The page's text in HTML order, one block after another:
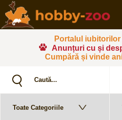
Portalul iubitorilor
Anunțuri cu și
Cumpără și vinde